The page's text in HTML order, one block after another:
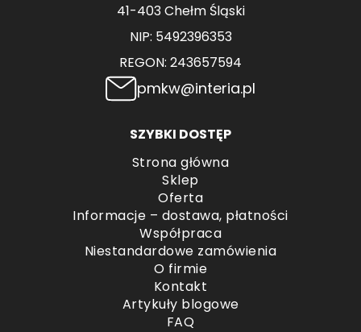
41-403 Chełm Śląski
NIP: 5492396353
REGON: 243657594
pmkw@interia.pl
SZYBKI DOSTĘP
Strona główna
Sklep
Oferta
Informacje – dostawa, płatności
Współpraca
Niestandardowe zamówienia
O firmie
Kontakt
Artykuły blogowe
FAQ